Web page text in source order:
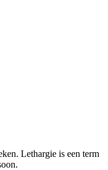
Lethargie is een term